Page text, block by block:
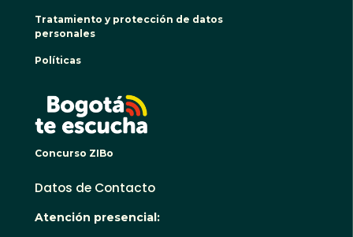
Tratamiento y protección de datos
personales
Políticas
Concurso ZIBo
Datos de Contacto
Atención presencial: